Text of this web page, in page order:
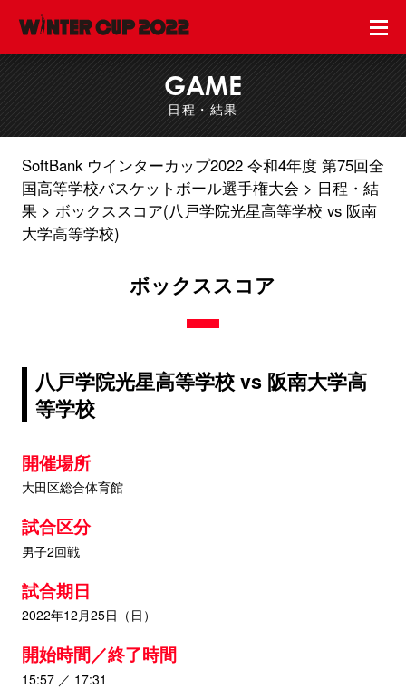
GAME
日程・結果
SoftBank ウインターカップ2022 令和4年度 第75回全
国高等学校バスケットボール選手権大会
日程・結
果
ボックススコア(八戸学院光星高等学校 vs 阪南
大学高等学校)
ボックススコア
八戸学院光星高等学校 vs 阪南大学高
等学校
開催場所
大田区総合体育館
試合区分
男子2回戦
試合期日
2022年12月25日（日）
開始時間／終了時間
15:57 ／ 17:31